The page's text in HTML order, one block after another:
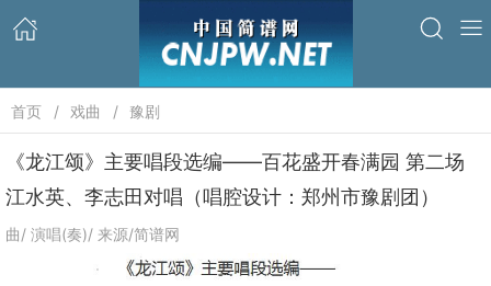
首页 戏曲 豫剧
《龙江颂》主要唱段选编——百花盛开春满园 第二场
江水英、李志田对唱（唱腔设计：郑州市豫剧团）
曲/ 演唱(奏)/ 来源/简谱网